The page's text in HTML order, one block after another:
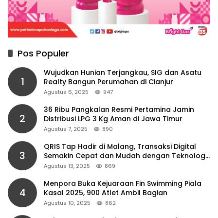
Pos Populer
1
Wujudkan Hunian Terjangkau, SIG dan Asatu
Realty Bangun Perumahan di Cianjur
Agustus 6, 2025 947
2
36 Ribu Pangkalan Resmi Pertamina Jamin
Distribusi LPG 3 Kg Aman di Jawa Timur
Agustus 7, 2025 890
3
QRIS Tap Hadir di Malang, Transaksi Digital
Semakin Cepat dan Mudah dengan Teknologi
NFC
Agustus 13, 2025 869
4
Menpora Buka Kejuaraan Fin Swimming Piala
Kasal 2025, 900 Atlet Ambil Bagian
Agustus 10, 2025 862